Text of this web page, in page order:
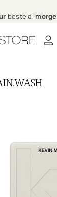
NL & BE)